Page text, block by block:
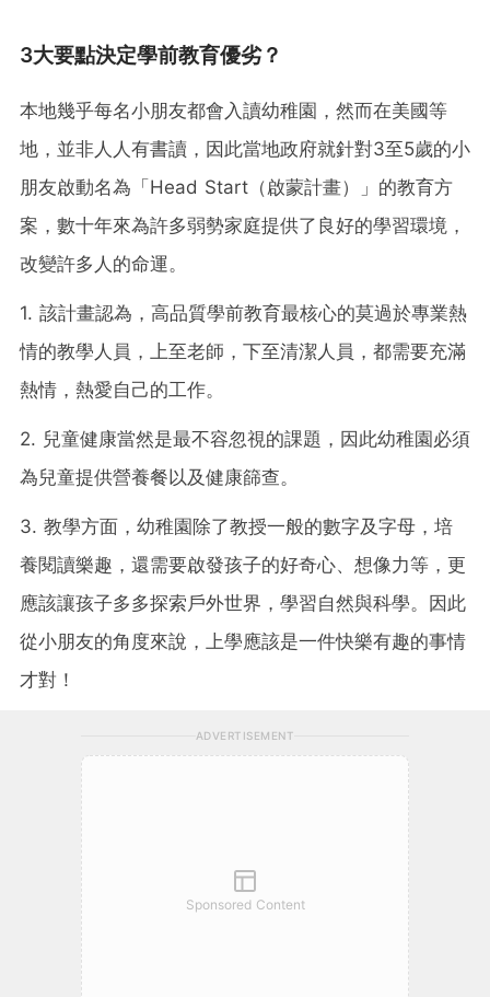
3大要點決定學前教育優劣？
本地幾乎每名小朋友都會入讀幼稚園，然而在美國等
地，並非人人有書讀，因此當地政府就針對3至5歲的小
朋友啟動名為「Head Start（啟蒙計畫）」的教育方
案，數十年來為許多弱勢家庭提供了良好的學習環境，
改變許多人的命運。
1. 該計畫認為，高品質學前教育最核心的莫過於專業熱
情的教學人員，上至老師，下至清潔人員，都需要充滿
熱情，熱愛自己的工作。
2. 兒童健康當然是最不容忽視的課題，因此幼稚園必須
為兒童提供營養餐以及健康篩查。
3. 教學方面，幼稚園除了教授一般的數字及字母，培
養閱讀樂趣，還需要啟發孩子的好奇心、想像力等，更
應該讓孩子多多探索戶外世界，學習自然與科學。因此
從小朋友的角度來說，上學應該是一件快樂有趣的事情
才對！
ADVERTISEMENT
Sponsored Content